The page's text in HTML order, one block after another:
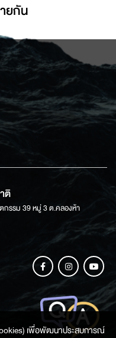
ยกัน
ติ
กรรม 39 หมู่ 3 ต.คลองห้า
เพื่อพัฒนาประสบการณ์